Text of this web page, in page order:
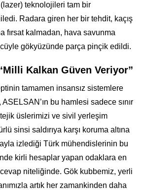
teknolojileri tam bir
Radara giren her bir tehdit, kaçış
fırsat kalmadan, hava savunma
gökyüzünde parça pinçik edildi.
Kalkan Güven Veriyor”
tamamen insansız sistemlere
bu hamlesi sadece sınır
üslerimizi ve sivil yerleşim
sinsi saldırıya karşı koruma altına
izlediği Türk mühendislerinin bu
kirli hesaplar yapan odaklara en
niteliğinde. Gök kubbemiz, yerli
artık her zamankinden daha